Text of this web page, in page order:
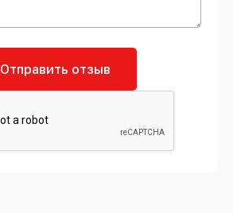
Отправить отзыв